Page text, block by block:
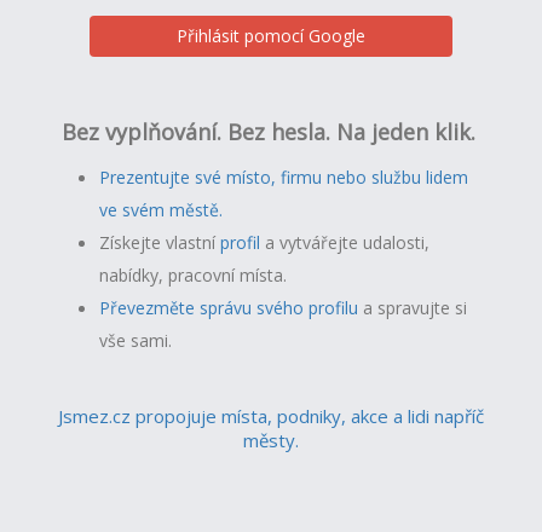
Přihlásit pomocí Google
Bez vyplňování. Bez hesla. Na jeden klik.
Prezentujte své místo, firmu nebo službu lidem
ve svém městě.
Získejte vlastníprofil a vytvářejte udalosti,
nabídky, pracovní místa.
Převezměte správu svého profilu a spravujte si
vše sami.
Jsmez.cz propojuje místa, podniky, akce a lidi napříč
městy.